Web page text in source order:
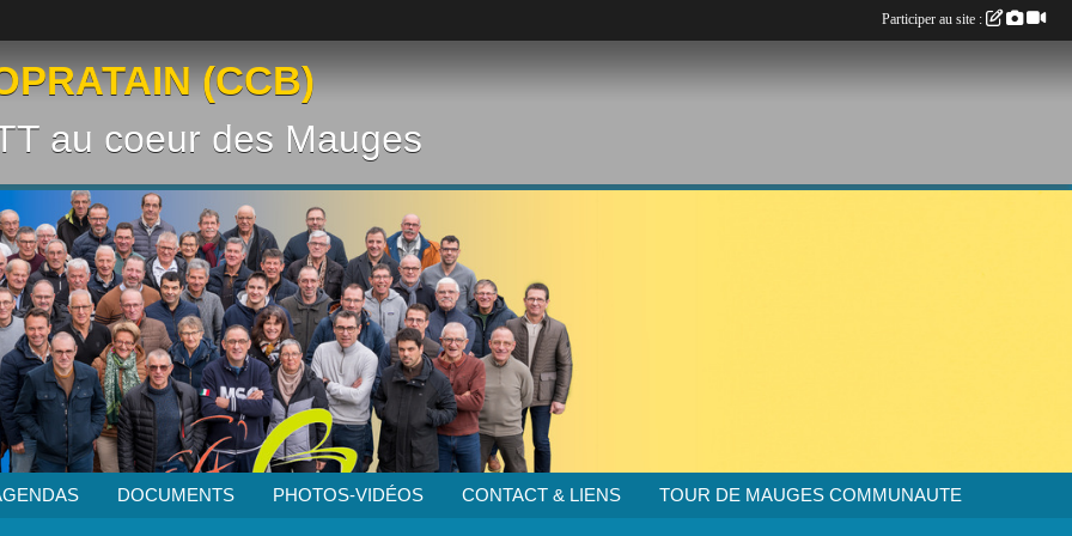
(CCB)
au coeur des Mauges
DOCUMENTS PHOTOS-VIDÉOS CONTACT & LIENS TOUR DE MAUGES COMMUNAUTE
Participer au site :